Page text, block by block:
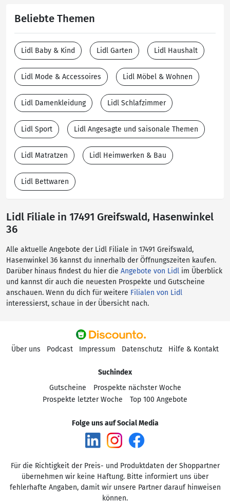
Beliebte Themen
Lidl Baby & Kind Lidl Garten Lidl Haushalt
Lidl Mode & Accessoires Lidl Möbel & Wohnen
Lidl Damenkleidung Lidl Schlafzimmer
Lidl Sport Lidl Angesagte und saisonale Themen
Lidl Matratzen Lidl Heimwerken & Bau
Lidl Bettwaren
Lidl Filiale in 17491 Greifswald, Hasenwinkel
36
Alle aktuelle Angebote der Lidl Filiale in 17491 Greifswald,
Hasenwinkel 36 kannst du innerhalb der Öffnungszeiten kaufen.
Darüber hinaus findest du hier die Angebote von Lidl im Überblick
und kannst dir auch die neuesten Prospekte und Gutscheine
anschauen. Wenn du dich für weitere Filialen von Lidl
interessierst, schaue in der Übersicht nach.
Über uns Podcast Impressum Datenschutz Hilfe & Kontakt
Suchindex
Gutscheine
Prospekte nächster Woche
Prospekte letzter Woche
Top 100 Angebote
Folge uns auf Social Media
Für die Richtigkeit der Preis- und Produktdaten der Shoppartner
übernehmen wir keine Haftung. Bitte informiert uns über
fehlerhafte Angaben, damit wir unsere Partner darauf hinweisen
können.